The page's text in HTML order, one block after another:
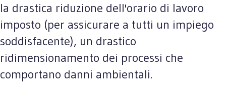
la drastica riduzione dell'orario di lavoro
imposto (per assicurare a tutti un impiego
soddisfacente), un drastico
ridimensionamento dei processi che
comportano danni ambientali.